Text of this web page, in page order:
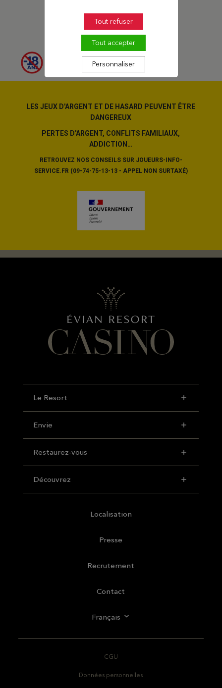
SUIVEZ-NOUS
LES JEUX D'ARGENT ET DE HASARD PEUVENT ÊTRE
DANGEREUX
PERTES D'ARGENT, CONFLITS FAMILIAUX,
ADDICTION…
RETROUVEZ NOS CONSEILS SUR JOUEURS-INFO-
SERVICE.FR (09-74-75-13-13 - APPEL NON SURTAXÉ)
Le Resort
Envie
Restaurez-vous
Découvrez
Localisation
Presse
Recrutement
Contact
Français
CGU
Données personnelles
Tout refuser
Tout accepter
Personnaliser